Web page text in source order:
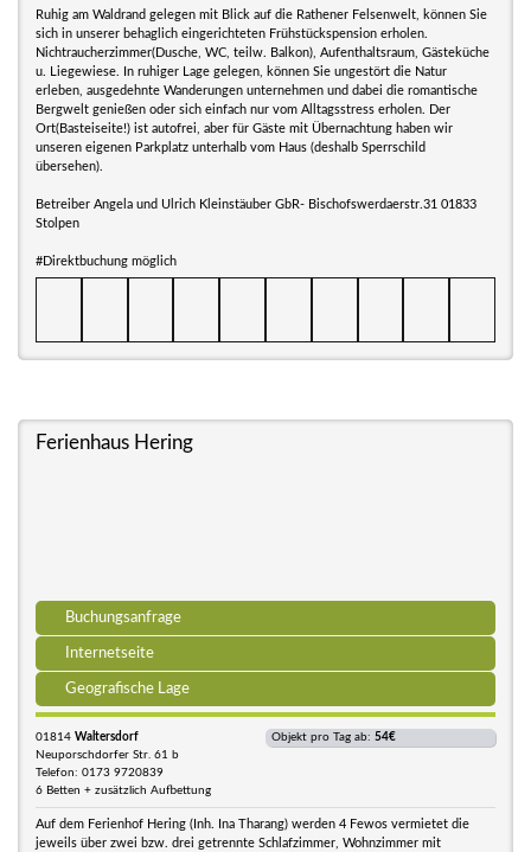
Ruhig am Waldrand gelegen mit Blick auf die Rathener Felsenwelt, können Sie
sich in unserer behaglich eingerichteten Frühstückspension erholen.
Nichtraucherzimmer(Dusche, WC, teilw. Balkon), Aufenthaltsraum, Gästeküche
u. Liegewiese. In ruhiger Lage gelegen, können Sie ungestört die Natur
erleben, ausgedehnte Wanderungen unternehmen und dabei die romantische
Bergwelt genießen oder sich einfach nur vom Alltagsstress erholen. Der
Ort(Basteiseite!) ist autofrei, aber für Gäste mit Übernachtung haben wir
unseren eigenen Parkplatz unterhalb vom Haus (deshalb Sperrschild
übersehen).
Betreiber Angela und Ulrich Kleinstäuber GbR- Bischofswerdaerstr.31 01833
Stolpen
#Direktbuchung möglich
Ferienhaus Hering
Buchungsanfrage
Internetseite
Geografische Lage
01814 Waltersdorf
Neuporschdorfer Str. 61 b
Telefon: 0173 9720839
6 Betten + zusätzlich Aufbettung
Objekt pro Tag ab: 54€
Auf dem Ferienhof Hering (Inh. Ina Tharang) werden 4 Fewos vermietet die
jeweils über zwei bzw. drei getrennte Schlafzimmer, Wohnzimmer mit